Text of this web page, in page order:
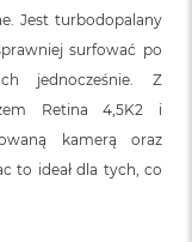
Jest turbodopalany
surfować po
jednocześnie. Z
Retina 4,5K2 i
kamerą oraz
to ideał dla tych, co